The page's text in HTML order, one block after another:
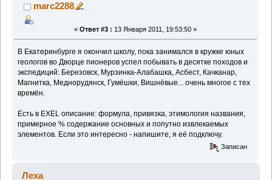
marc2288
« Ответ #3 : 13 Января 2011, 19:53:50 »
В Екатеринбурге я окончил школу, пока занимался в кружке юных
геологов во Дворце пионеров успел побывать в десятке походов и
экспедиций: Березовск, Мурзинка-Алабашка, Асбест, Качканар,
Магнитка, Меднорудянск, Гумёшки, Вишнёвые... очень многое с тех
времён.
Есть в EXEL описание: формула, привязка, этимология названия,
примерное % содержание основных и попутно извлекаемых
элементов. Если это интересно - напишите, я её подключу.
Записан
Леха